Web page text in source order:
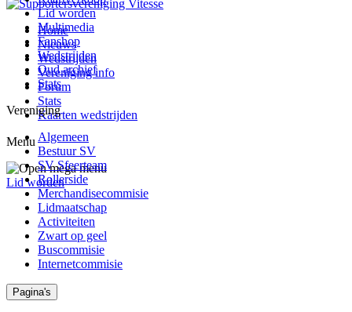
Home
Nieuws
Wedstrijden
Vereniging info
Forum
Stats
Kaarten wedstrijden
Menu
Lid worden
Lid worden
Multimedia
Fanshop
Wedstrijden
Oud archief
Stats
Vereniging
Algemeen
Bestuur SV
SV Sfeerteam
Rollerside
Merchandisecommisie
Lidmaatschap
Activiteiten
Zwart op geel
Buscommisie
Internetcommisie
Pagina's